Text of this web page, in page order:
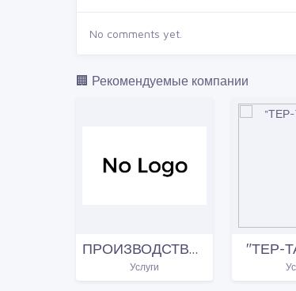
No comments yet.
🏢 Рекомендуемые компании
ПРОИЗВОДСТВЕННО-ЭКСПЛУАТАЦИОННАЯ СЛУЖБА ТЕРРИТОРИИ "АЧАПНЯК-ДАВТАШЕН" "ЕРЕВАНГАЗА"
Услуги
"ТЕР-